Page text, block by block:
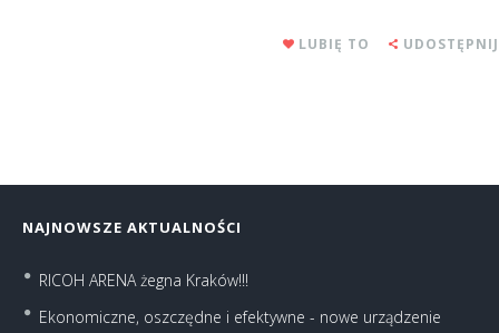
LUBIĘ TO UDOSTĘPNIJ
NAJNOWSZE AKTUALNOŚCI
RICOH ARENA żegna Kraków!!!
Ekonomiczne, oszczędne i efektywne - nowe urządzenie